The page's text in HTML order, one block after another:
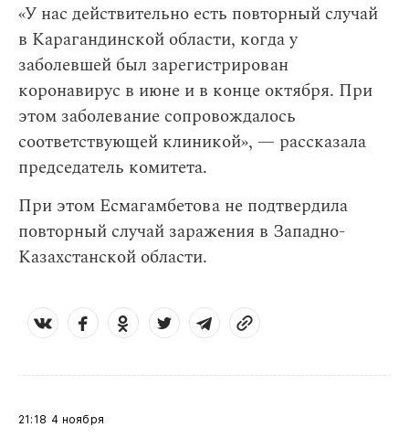
«У нас действительно есть повторный случай
в Карагандинской области, когда у
заболевшей был зарегистрирован
коронавирус в июне и в конце октября. При
этом заболевание сопровождалось
соответствующей клиникой», — рассказала
председатель комитета.
При этом Есмагамбетова не подтвердила
повторный случай заражения в Западно-
Казахстанской области.
21:18 4 ноября